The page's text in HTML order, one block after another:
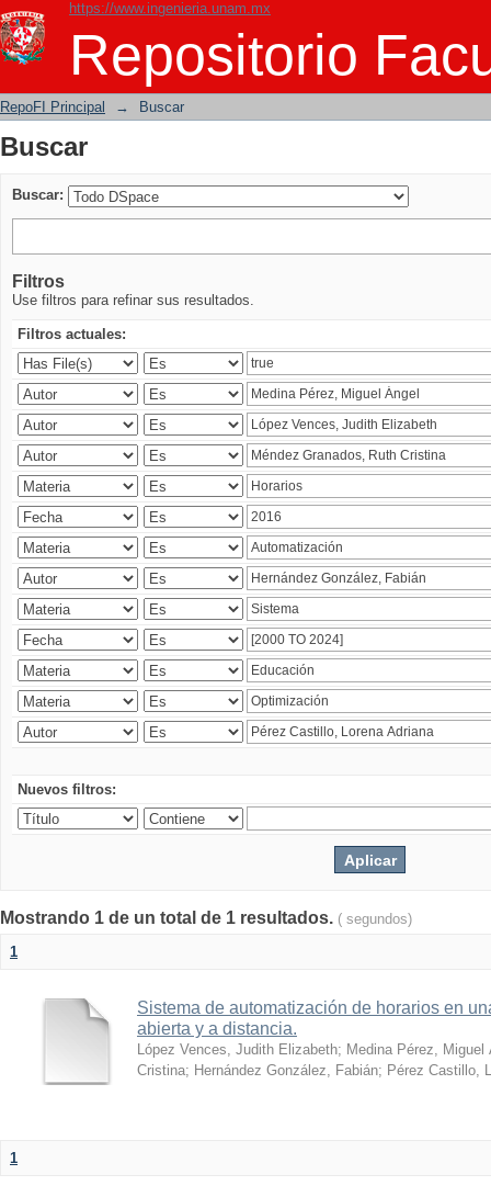
https://www.ingenieria.unam.mx
Repositorio
Buscar
RepoFI Principal → Buscar
Buscar
Buscar:
Filtros
Use filtros para refinar sus resultados.
Filtros actuales:
Nuevos filtros:
Mostrando 1 de un total de 1 resultados. ( segundos)
1
Sistema de automatización de horarios en
abierta y a distancia.
López Vences, Judith Elizabeth; Medina Pérez, Miguel
Cristina; Hernández González, Fabián; Pérez Castillo,
1